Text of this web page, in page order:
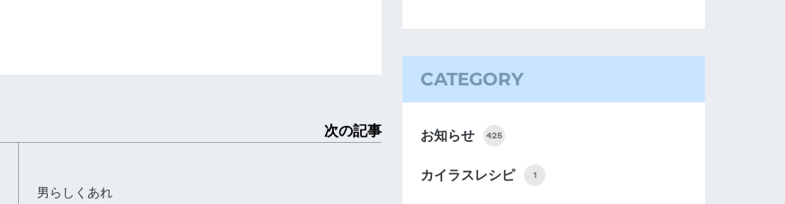
次の記事
男らしくあれ
CATEGORY
お知らせ 425
カイラスレシピ 1